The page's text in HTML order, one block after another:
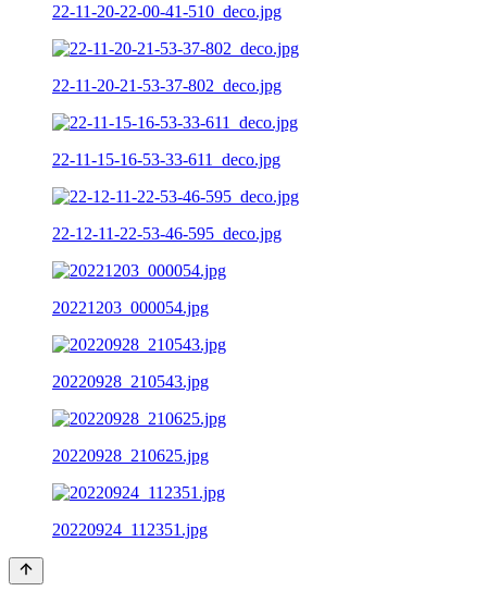
22-11-20-22-00-41-510_deco.jpg
22-11-20-21-53-37-802_deco.jpg
22-11-15-16-53-33-611_deco.jpg
22-12-11-22-53-46-595_deco.jpg
20221203_000054.jpg
20220928_210543.jpg
20220928_210625.jpg
20220924_112351.jpg